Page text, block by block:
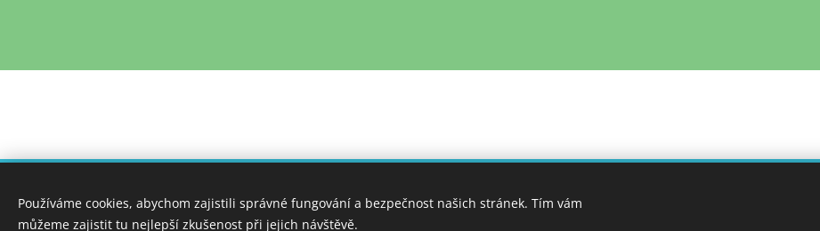
VŠCHT Praha, Ústav učitelství chemie a humanitních věd, Technická 5, 166 28
Používáme cookies, abychom zajistili správné fungování a bezpečnost našich stránek. Tím vám
můžeme zajistit tu nejlepší zkušenost při jejich návštěvě.